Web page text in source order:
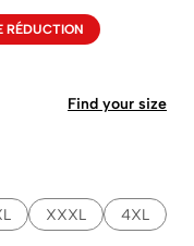
RÉDUCTION
XXXL 4XL
Find your size